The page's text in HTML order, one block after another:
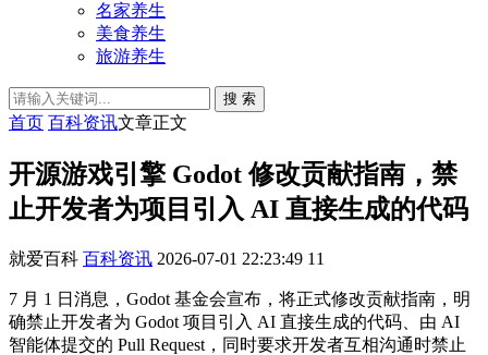
名家养生
美食养生
旅游养生
搜 索
首页 百科资讯文章正文
开源游戏引擎 Godot 修改贡献指南，禁
止开发者为项目引入 AI 直接生成的代码
就爱百科 百科资讯 2026-07-01 22:23:49 11
7 月 1 日消息，Godot 基金会宣布，将正式修改贡献指南，明
确禁止开发者为 Godot 项目引入 AI 直接生成的代码、由 AI
智能体提交的 Pull Request，同时要求开发者互相沟通时禁止